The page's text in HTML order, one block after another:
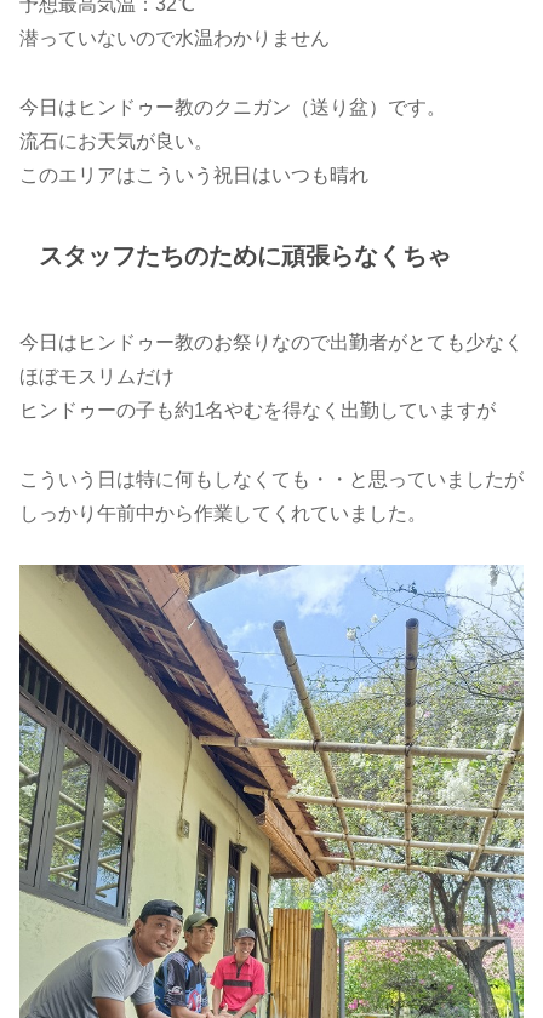
潜っていないので水温わかりません
今日はヒンドゥー教のクニガン（送り盆）です。
流石にお天気が良い。
このエリアはこういう祝日はいつも晴れ
スタッフたちのために頑張らなくちゃ
今日はヒンドゥー教のお祭りなので出勤者がとても少なく
ほぼモスリムだけ
ヒンドゥーの子も約1名やむを得なく出勤していますが
こういう日は特に何もしなくても・・と思っていましたが
しっかり午前中から作業してくれていました。